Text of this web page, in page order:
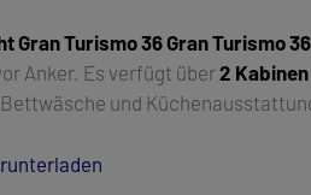
Gran Turismo 36 Gran Turismo 36
Anker. Es verfügt über2 Kabinen
. Bettwäsche und